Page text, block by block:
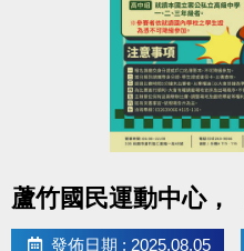
蘆竹國民運動中心，
發佈日期 : 2025.08.05